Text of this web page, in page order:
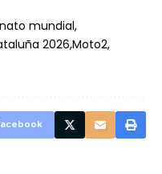
mundial
2026 Moto2